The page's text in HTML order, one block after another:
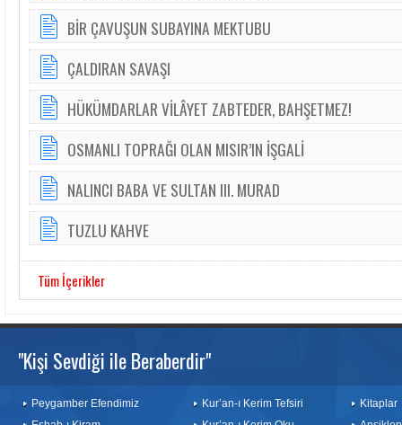
BİR ÇAVUŞUN SUBAYINA MEKTUBU
ÇALDIRAN SAVAŞI
HÜKÜMDARLAR VİLÂYET ZABTEDER, BAHŞETMEZ!
OSMANLI TOPRAĞI OLAN MISIR’IN İŞGALİ
NALINCI BABA VE SULTAN III. MURAD
TUZLU KAHVE
Tüm İçerikler
"Kişi Sevdiği ile Beraberdir"
Peygamber Efendimiz
Kur’an-ı Kerim Tefsiri
Kitaplar